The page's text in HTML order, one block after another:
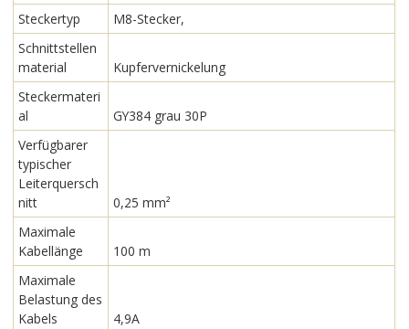
Steckertyp
M8-Stecker,
Schnittstellen
material
Kupfervernickelung
Steckermateri
al
GY384 grau 30P
Verfügbarer
typischer
Leiterquersch
nitt
0,25 mm²
Maximale
Kabellänge
100 m
Maximale
Belastung des
Kabels
4,9A